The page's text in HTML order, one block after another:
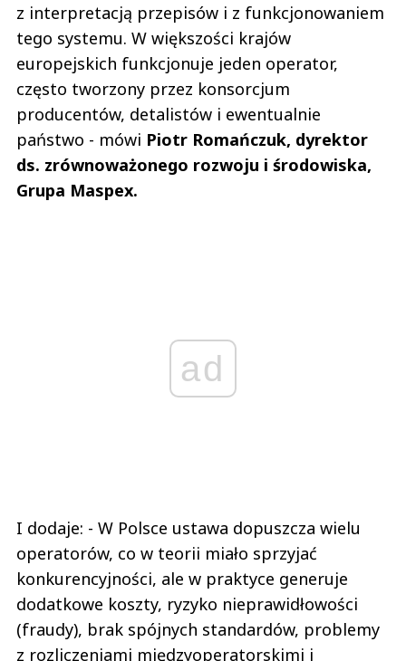
z interpretacją przepisów i z funkcjonowaniem
tego systemu. W większości krajów
europejskich funkcjonuje jeden operator,
często tworzony przez konsorcjum
producentów, detalistów i ewentualnie
państwo - mówi Piotr Romańczuk, dyrektor
ds. zrównoważonego rozwoju i środowiska,
Grupa Maspex.
ad
I dodaje: - W Polsce ustawa dopuszcza wielu
operatorów, co w teorii miało sprzyjać
konkurencyjności, ale w praktyce generuje
dodatkowe koszty, ryzyko nieprawidłowości
(fraudy), brak spójnych standardów, problemy
z rozliczeniami międzyoperatorskimi i